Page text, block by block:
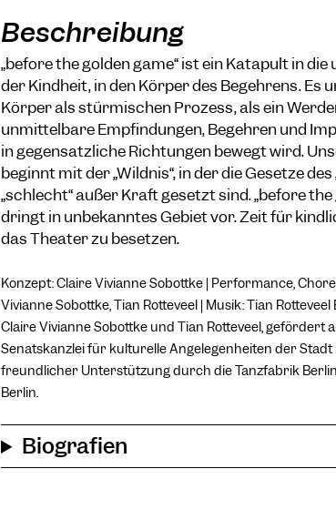
Beschreibung
„before the golden game“ ist ein Katapult in
der Kindheit, in den Körper des Begehrens. Es
Körper als stürmischen Prozess, als ein
unmittelbare Empfindungen, Begehren und
in gegensätzliche Richtungen bewegt wird.
beginnt mit der „Wildnis“, in der die Gesetze des
„schlecht“ außer Kraft gesetzt sind. „before the
dringt in unbekanntes Gebiet vor. Zeit für
das Theater zu besetzen.
Konzept: Claire Vivianne Sobottke | Performance,
Vivianne Sobottke, Tian Rotteveel | Musik: Tian
Claire Vivianne Sobottke und Tian Rotteveel, gefördert
Senatskanzlei für kulturelle Angelegenheiten der Stadt
freundlicher Unterstützung durch die Tanzfabrik
Berlin.
Biografien